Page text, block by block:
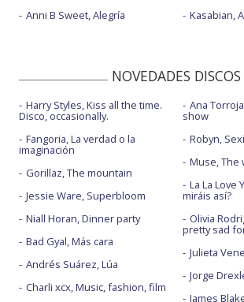
Anni B Sweet, Alegría
Kasabian,
NOVEDADES DISCOS
Harry Styles, Kiss all the time.
Disco, occasionally.
Fangoria, La verdad o la
imaginación
Gorillaz, The mountain
Jessie Ware, Superbloom
Niall Horan, Dinner party
Bad Gyal, Más cara
Andrés Suárez, Lúa
Charli xcx, Music, fashion, film
Ana
show
Robyn,
Muse, The
La La Love
miráis así?
Olivia
pretty sad
Julieta
Jorge
James